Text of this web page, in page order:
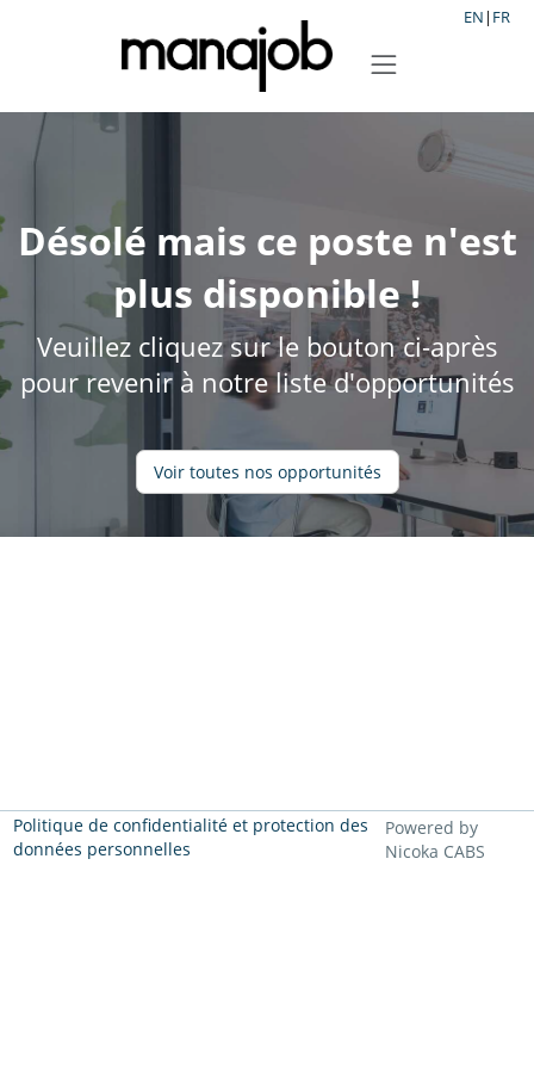
EN | FR
Désolé mais ce poste n'est
plus disponible !
Veuillez cliquez sur le bouton ci-après
pour revenir à notre liste d'opportunités
Voir toutes nos opportunités
Politique de confidentialité et protection des
données personnelles
Powered by
Nicoka CABS